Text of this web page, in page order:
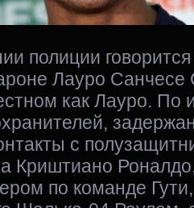
полиции
Лауро Санчесе
как Лауро. По
с
Криштиано
по команде